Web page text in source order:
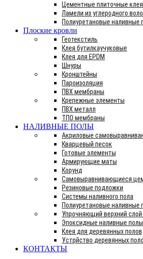
Цементные плиточные клея
Ламели из углеродного
Полиуретановые наливные
Плоские кровли
Геотекстиль
Клея бутилкаучуковые
Клея для EPDM
Шнуры
Кронштейны
Пароизоляция
ПВХ мембраны
Крепежные элементы
ПВХ металл
ТПО мембраны
НАЛИВНЫЕ ПОЛЫ
Акриловые
Кварцевый песок
Готовые элементы
Армирующие маты
Корунд
Самовыравнивающиеся
Резиновые подложки
Системы наливного пола
Полиуретановые наливные
Упрочняющий верхний слой
Эпоксидные наливные полы
Клея для деревянных полов
Устрйство деревянных
КОНТАКТЫ